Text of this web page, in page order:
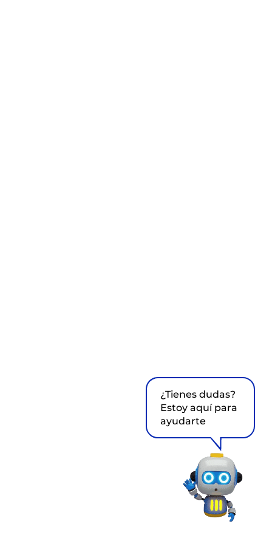
¿Tienes dudas?
Estoy aquí para
ayudarte